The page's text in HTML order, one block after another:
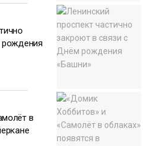
рождения
в